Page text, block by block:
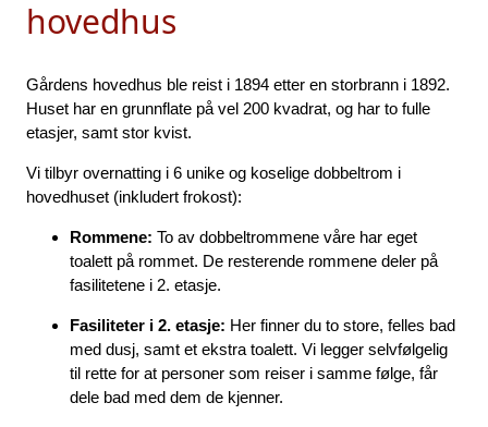
hovedhus
Gårdens hovedhus ble reist i 1894 etter en storbrann i 1892.
Huset har en grunnflate på vel 200 kvadrat, og har to fulle
etasjer, samt stor kvist.
Vi tilbyr overnatting i 6 unike og koselige dobbeltrom i
hovedhuset (inkludert frokost):
Rommene: To av dobbeltrommene våre har eget
toalett på rommet. De resterende rommene deler på
fasilitetene i 2. etasje.
Fasiliteter i 2. etasje: Her finner du to store, felles bad
med dusj, samt et ekstra toalett. Vi legger selvfølgelig
til rette for at personer som reiser i samme følge, får
dele bad med dem de kjenner.